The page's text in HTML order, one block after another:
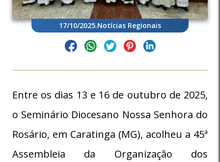
17/10/2025.Notícias Regionais
Entre os dias 13 e 16 de outubro de 2025,
o Seminário Diocesano Nossa Senhora do
Rosário, em Caratinga (MG), acolheu a 45ª
Assembleia da Organização dos